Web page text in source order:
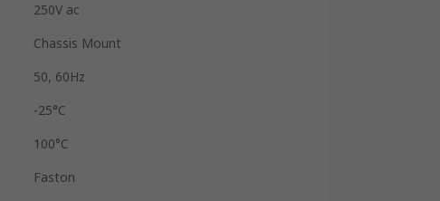
250V ac
Chassis Mount
50, 60Hz
-25°C
100°C
Faston